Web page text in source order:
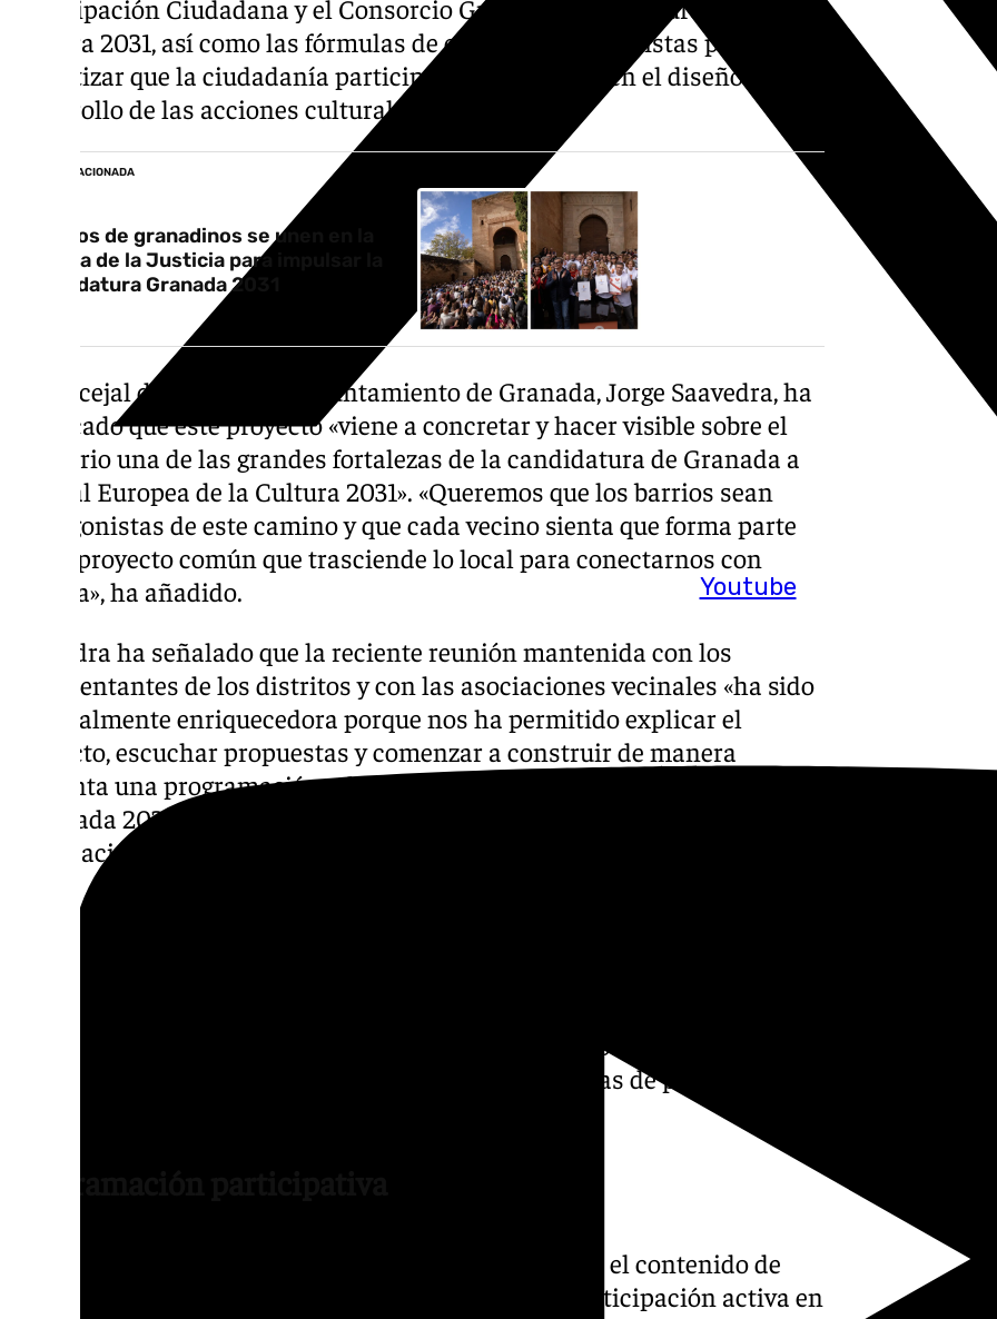
Youtube
Participación Ciudadana y el Consorcio Granada Capital Europea de la
Cultura 2031, así como las fórmulas de colaboración previstas para
garantizar que la ciudadanía participe desde el inicio en el diseño y
desarrollo de las acciones culturales.
NOTICIA RELACIONADA
Cientos de granadinos se unen en la
Puerta de la Justicia para impulsar la
candidatura Granada 2031
El concejal de Cultura del Ayuntamiento de Granada, Jorge Saavedra, ha
destacado que este proyecto «viene a concretar y hacer visible sobre el
territorio una de las grandes fortalezas de la candidatura de Granada a
Capital Europea de la Cultura 2031». «Queremos que los barrios sean
protagonistas de este camino y que cada vecino sienta que forma parte
de un proyecto común que trasciende lo local para conectarnos con
Europa», ha añadido.
Saavedra ha señalado que la reciente reunión mantenida con los
representantes de los distritos y con las asociaciones vecinales «ha sido
especialmente enriquecedora porque nos ha permitido explicar el
proyecto, escuchar propuestas y comenzar a construir de manera
conjunta una programación adaptada a la realidad de cada barrio».
«Granada 2031 será una candidatura más fuerte cuanto mayor sea la
implicación de la ciudadanía», ha señalado.
Asimismo, el edil ha subrayado que la cultura «debe ser una herramienta
que cada distrito encuentre en ella una oportunidad para mostrar su
identidad, fortalecer su tejido social y abrir nuevas vías de participación
El programa tiene como principales objetivos acercar el contenido de
Granada 2031 a toda la ciudadanía, fomentar una participación activa en